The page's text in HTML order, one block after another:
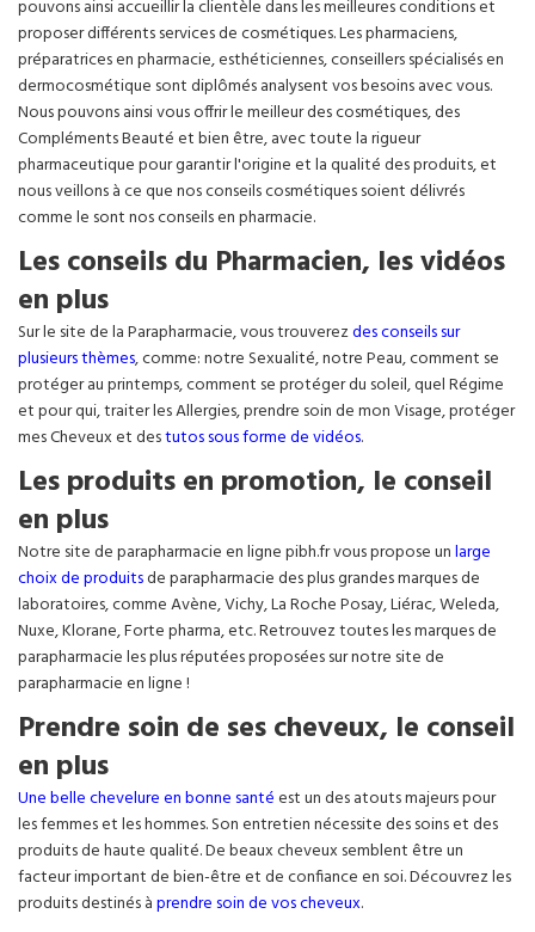
pouvons ainsi accueillir la clientèle dans les meilleures conditions et
proposer différents services de cosmétiques. Les pharmaciens,
préparatrices en pharmacie, esthéticiennes, conseillers spécialisés en
dermocosmétique sont diplômés analysent vos besoins avec vous.
Nous pouvons ainsi vous offrir le meilleur des cosmétiques, des
Compléments Beauté et bien être, avec toute la rigueur
pharmaceutique pour garantir l'origine et la qualité des produits, et
nous veillons à ce que nos conseils cosmétiques soient délivrés
comme le sont nos conseils en pharmacie.
Les conseils du Pharmacien, les vidéos
en plus
Sur le site de la Parapharmacie, vous trouverezdes conseils sur
plusieurs thèmes, comme: notre Sexualité, notre Peau, comment se
protéger au printemps, comment se protéger du soleil, quel Régime
et pour qui, traiter les Allergies, prendre soin de mon Visage, protéger
mes Cheveux et destutos sous forme de vidéos.
Les produits en promotion, le conseil
en plus
Notre site de parapharmacie en ligne pibh.fr vous propose unlarge
choix de produitsde parapharmacie des plus grandes marques de
laboratoires, comme Avène, Vichy, La Roche Posay, Liérac, Weleda,
Nuxe, Klorane, Forte pharma, etc. Retrouvez toutes les marques de
parapharmacie les plus réputées proposées sur notre site de
parapharmacie en ligne !
Prendre soin de ses cheveux, le conseil
en plus
Une belle chevelure en bonne santéest un des atouts majeurs pour
les femmes et les hommes. Son entretien nécessite des soins et des
produits de haute qualité. De beaux cheveux semblent être un
facteur important de bien-être et de confiance en soi. Découvrez les
produits destinés àprendre soin de vos cheveux.